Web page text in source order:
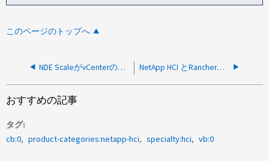
このページのトップへ
NDE ScaleがvCenterのページに戻る NetApp HCI とRancherのトラブルシューティング
おすすめの記事
タグ
cb:0
product-categories:netapp-hci specialty:hci vb:0